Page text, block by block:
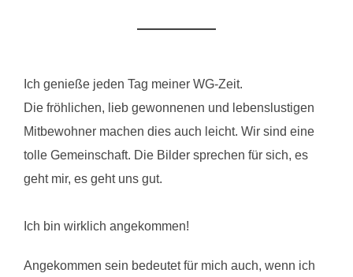
Ich genieße jeden Tag meiner WG-Zeit.
Die fröhlichen, lieb gewonnenen und lebenslustigen
Mitbewohner machen dies auch leicht. Wir sind eine
tolle Gemeinschaft. Die Bilder sprechen für sich, es
geht mir, es geht uns gut.
Ich bin wirklich angekommen!
Angekommen sein bedeutet für mich auch, wenn ich